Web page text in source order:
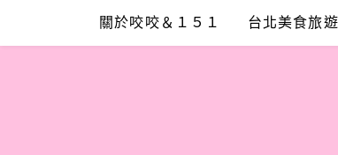
content
關於咬咬＆１５１ 台北美食旅遊